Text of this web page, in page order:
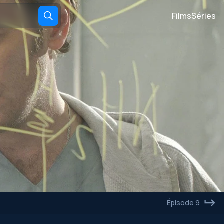
FilmsSéries
Épisode 9